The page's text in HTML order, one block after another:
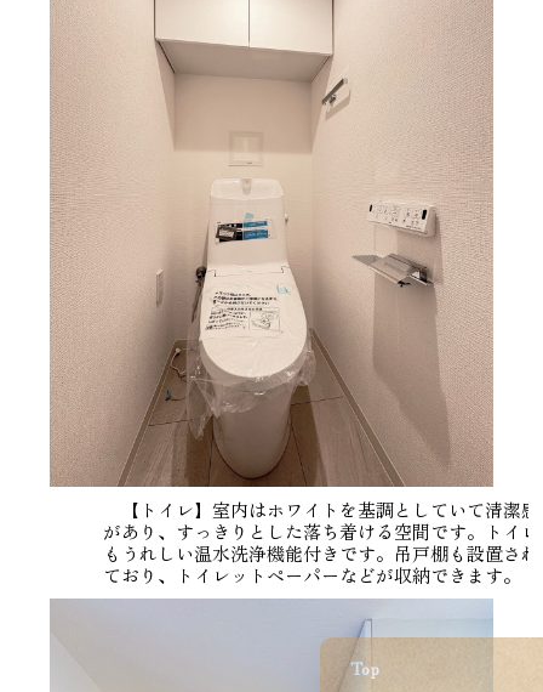
Top
【トイレ】室内はホワイトを基調としていて清潔感
があり、すっきりとした落ち着ける空間です。トイレ
もうれしい温水洗浄機能付きです。吊戸棚も設置され
ており、トイレットペーパーなどが収納できます。